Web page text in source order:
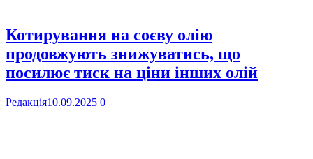
Котирування на соєву олію
продовжують знижуватись, що
посилює тиск на ціни інших олій
Редакція10.09.2025 0